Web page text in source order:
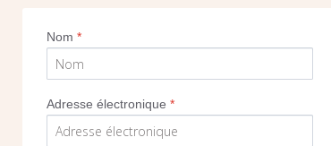
Nom*
Adresse électronique*